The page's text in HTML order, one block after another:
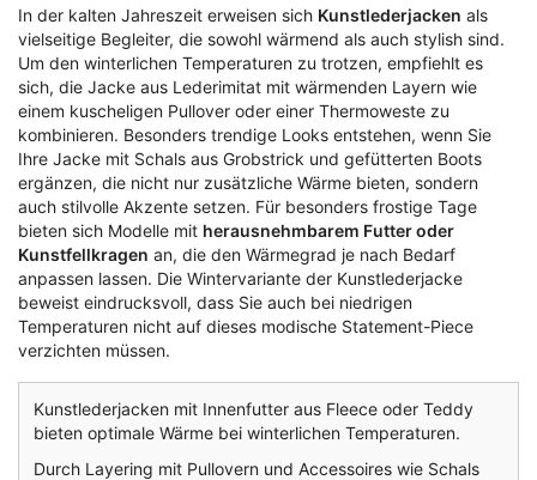
In der kalten Jahreszeit erweisen sich Kunstlederjacken als
vielseitige Begleiter, die sowohl wärmend als auch stylish sind.
Um den winterlichen Temperaturen zu trotzen, empfiehlt es
sich, die Jacke aus Lederimitat mit wärmenden Layern wie
einem kuscheligen Pullover oder einer Thermoweste zu
kombinieren. Besonders trendige Looks entstehen, wenn Sie
Ihre Jacke mit Schals aus Grobstrick und gefütterten Boots
ergänzen, die nicht nur zusätzliche Wärme bieten, sondern
auch stilvolle Akzente setzen. Für besonders frostige Tage
bieten sich Modelle mit herausnehmbarem Futter oder
Kunstfellkragen an, die den Wärmegrad je nach Bedarf
anpassen lassen. Die Wintervariante der Kunstlederjacke
beweist eindrucksvoll, dass Sie auch bei niedrigen
Temperaturen nicht auf dieses modische Statement-Piece
verzichten müssen.
Kunstlederjacken mit Innenfutter aus Fleece oder Teddy
bieten optimale Wärme bei winterlichen Temperaturen.
Durch Layering mit Pullovern und Accessoires wie Schals